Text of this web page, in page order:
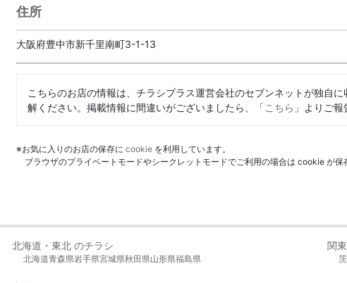
住所
大阪府豊中市新千里南町3-1-13
こちらのお店の情報は、チラシプラス運営会社のセブンネットが独自
解ください。掲載情報に間違いがございましたら、「こちら 」よりご報
※お気に入りのお店の保存に cookie を利用しています。
ブラウザのプライベートモードやシークレットモードでご利用の場合は cookie が保
北海道・東北 のチラシ
北海道青森県岩手県宮城県秋田県山形県福島県
関